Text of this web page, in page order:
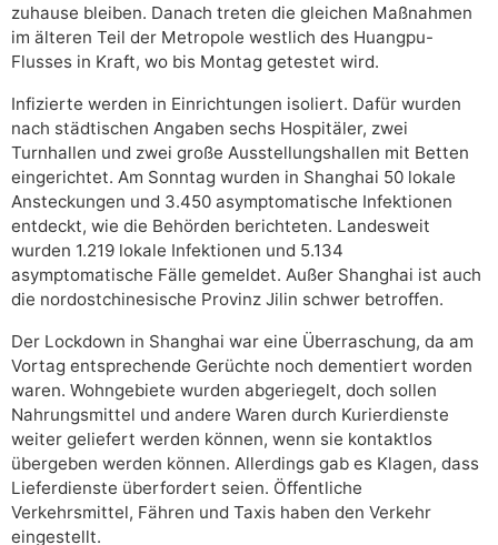
zuhause bleiben. Danach treten die gleichen Maßnahmen
im älteren Teil der Metropole westlich des Huangpu-
Flusses in Kraft, wo bis Montag getestet wird.
Infizierte werden in Einrichtungen isoliert. Dafür wurden
nach städtischen Angaben sechs Hospitäler, zwei
Turnhallen und zwei große Ausstellungshallen mit Betten
eingerichtet. Am Sonntag wurden in Shanghai 50 lokale
Ansteckungen und 3.450 asymptomatische Infektionen
entdeckt, wie die Behörden berichteten. Landesweit
wurden 1.219 lokale Infektionen und 5.134
asymptomatische Fälle gemeldet. Außer Shanghai ist auch
die nordostchinesische Provinz Jilin schwer betroffen.
Der Lockdown in Shanghai war eine Überraschung, da am
Vortag entsprechende Gerüchte noch dementiert worden
waren. Wohngebiete wurden abgeriegelt, doch sollen
Nahrungsmittel und andere Waren durch Kurierdienste
weiter geliefert werden können, wenn sie kontaktlos
übergeben werden können. Allerdings gab es Klagen, dass
Lieferdienste überfordert seien. Öffentliche
Verkehrsmittel, Fähren und Taxis haben den Verkehr
eingestellt.